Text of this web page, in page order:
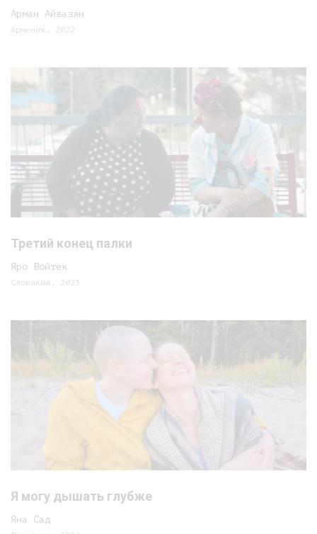
Арман Айвазян
Армения, 2022
Третий конец палки
Яро Войтек
Словакия, 2023
Я могу дышать глубже
Яна Сад